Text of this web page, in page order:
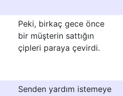
Peki, birkaç gece önce
bir müşterin sattığın
çipleri paraya çevirdi.
Senden yardım istemeye